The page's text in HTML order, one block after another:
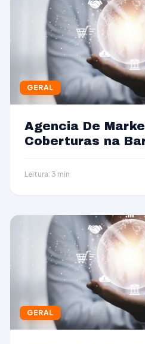
GERAL
Agencia De
Coberturas na
Leitura: 3 min
GERAL